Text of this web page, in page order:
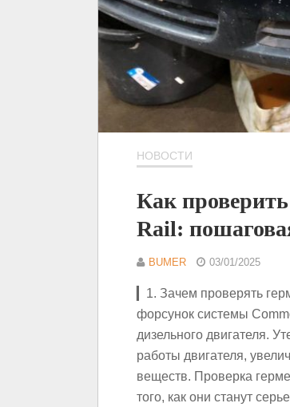
НОВОСТИ
Как
Rail:
BUMER 03/01/2025
▎1. Зачем проверять
форсунок системы
дизельного двигателя.
работы двигателя,
веществ. Проверка
того, как они станут